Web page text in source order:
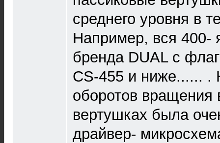
среднего уровня в
Например, вся 400-
бренда DUAL с
CS-455 и ниже...... .
оборотов вращения
вертушках была
драйвер-